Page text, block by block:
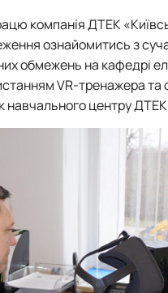
наук
компанія ДТЕК
ознайомитись з
обмежень на кафедрі
VR-тренажера
навчального центру